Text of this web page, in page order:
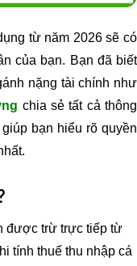
từ năm 2026 sẽ có
của bạn. Bạn đã biết
nặng tài chính như
chia sẻ tất cả thông
bạn hiểu rõ quyền
được trừ trực tiếp từ
tính thuế thu nhập cá